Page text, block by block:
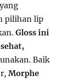
pilihan lip
Gloss ini
Baik
Morphe